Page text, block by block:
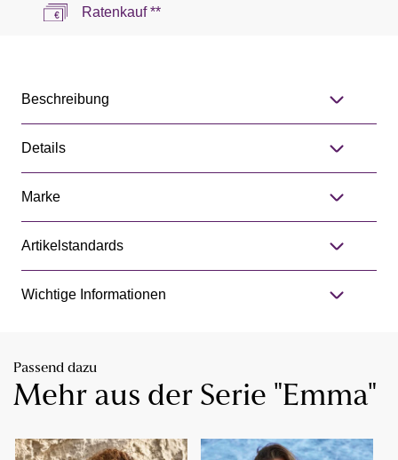
Ratenkauf **
Beschreibung
Details
Marke
Artikelstandards
Wichtige Informationen
Passend dazu
Mehr aus der Serie "Emma"